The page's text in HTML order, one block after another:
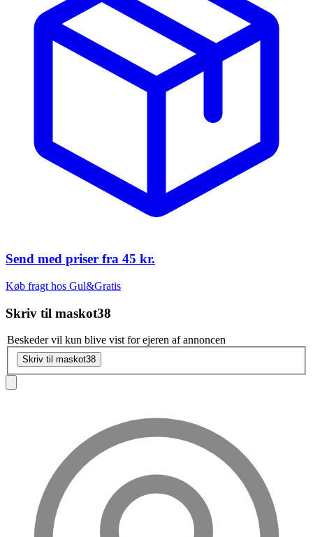
Send med priser fra 45 kr.
Køb fragt hos Gul&Gratis
Skriv til maskot38
Beskeder vil kun blive vist for ejeren af annoncen
Skriv til maskot38